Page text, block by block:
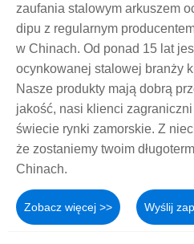
zaufania stalowym arkuszem
dipu z regularnym
w Chinach. Od ponad 15 lat
ocynkowanej stalowej branży
Nasze produkty mają dobrą
jakość, nasi klienci
świecie rynki zamorskie. Z
że zostaniemy twoim
Chinach.
Zobacz więcej >> Wyślij